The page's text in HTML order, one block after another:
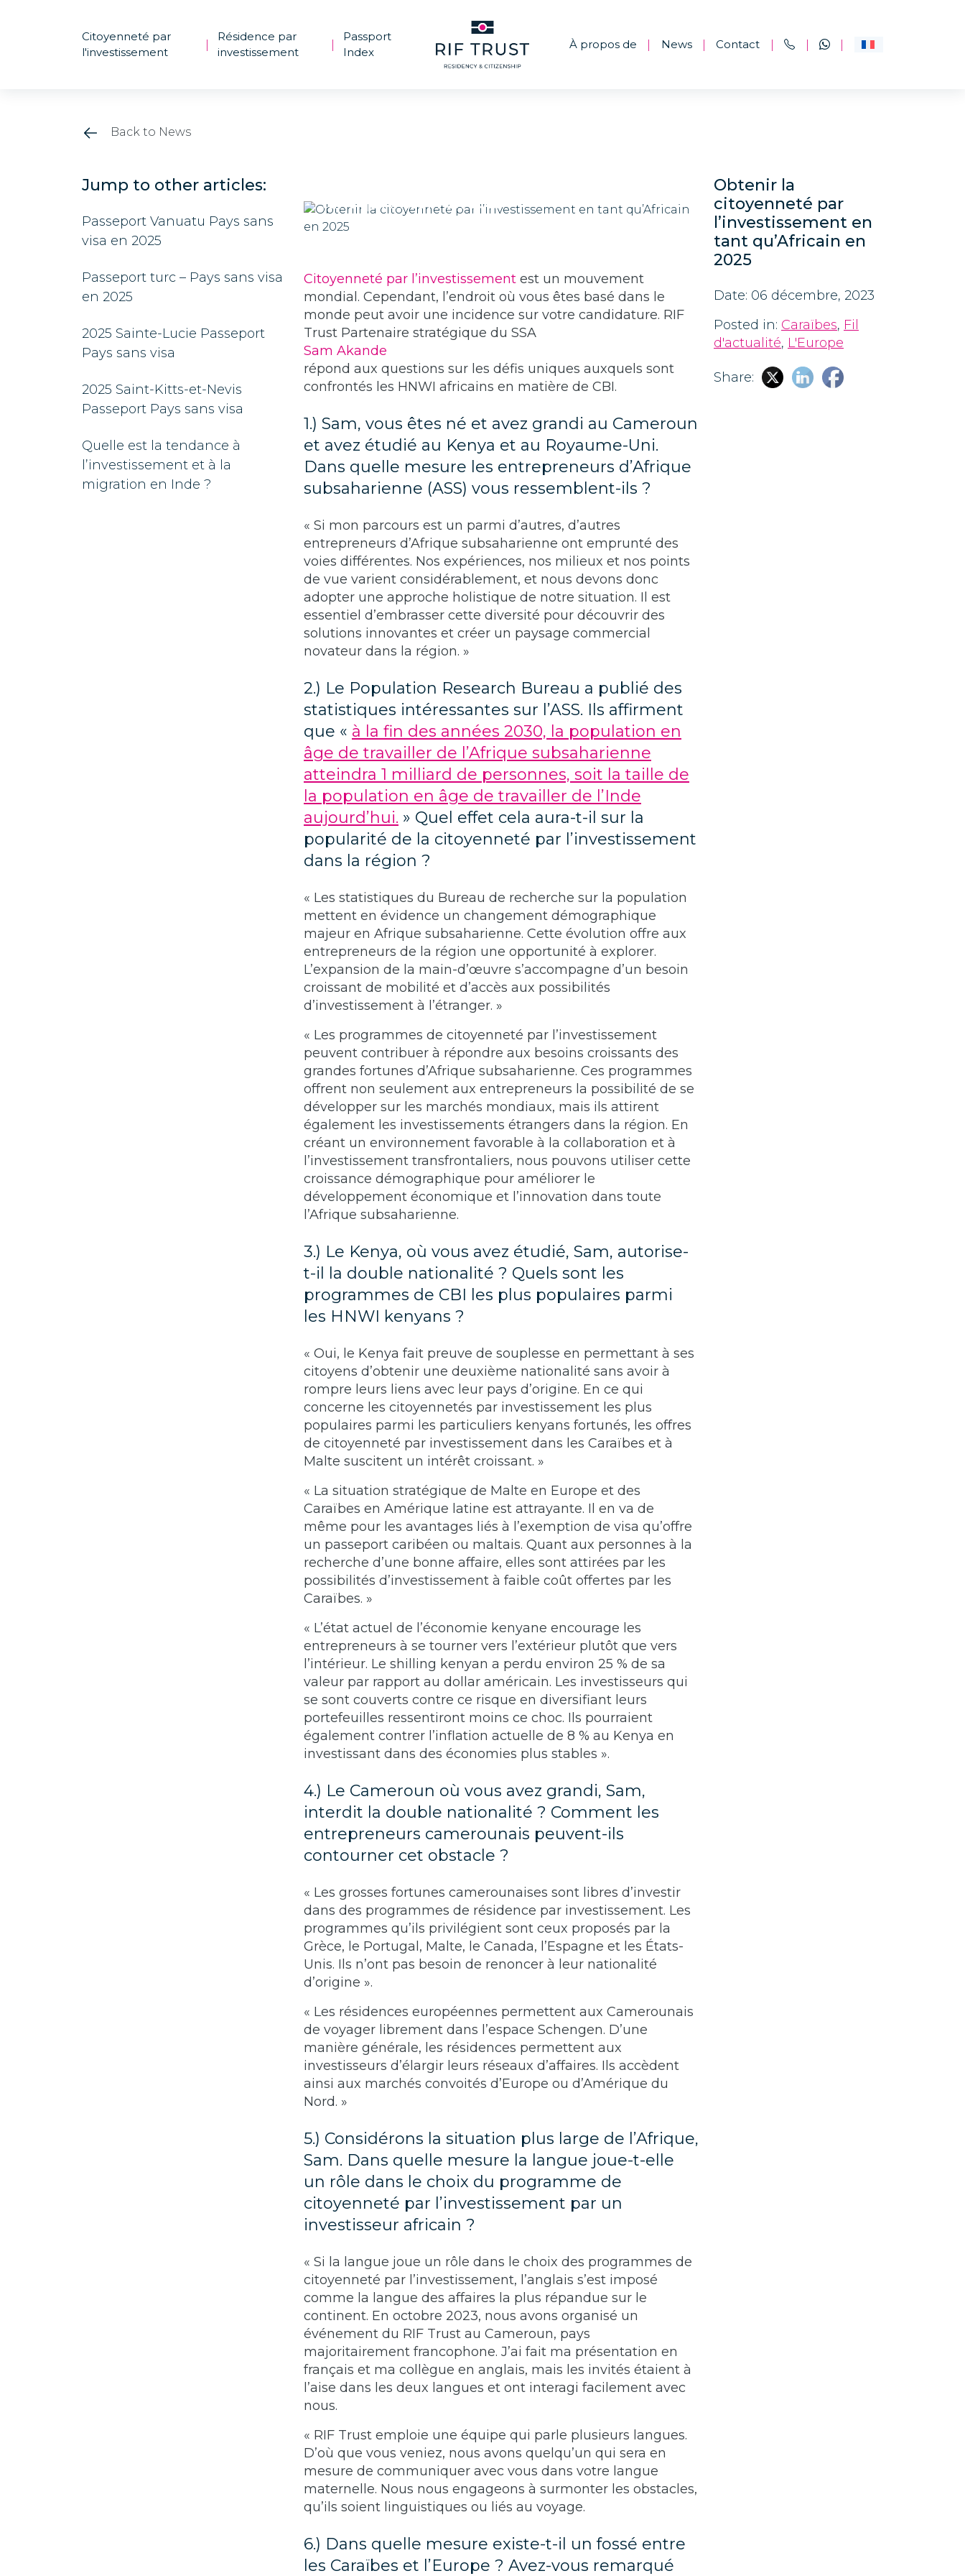
Citoyenneté par
l'investissement
Résidence par
investissement
Passport
Index
À propos de News Contact
Back to News
Jump to other articles:
Passeport Vanuatu Pays sans
visa en 2025
Passeport turc – Pays sans visa
en 2025
2025 Sainte-Lucie Passeport
Pays sans visa
2025 Saint-Kitts-et-Nevis
Passeport Pays sans visa
Quelle est la tendance à
l’investissement et à la
migration en Inde ?
tant qu’Africain en 2025
Citoyenneté par l’investissement est un mouvement
mondial. Cependant, l’endroit où vous êtes basé dans le
monde peut avoir une incidence sur votre candidature. RIF
Trust Partenaire stratégique du SSA
Sam Akande
répond aux questions sur les défis uniques auxquels sont
confrontés les HNWI africains en matière de CBI.
1.) Sam, vous êtes né et avez grandi au Cameroun
et avez étudié au Kenya et au Royaume-Uni.
Dans quelle mesure les entrepreneurs d’Afrique
subsaharienne (ASS) vous ressemblent-ils ?
« Si mon parcours est un parmi d’autres, d’autres
entrepreneurs d’Afrique subsaharienne ont emprunté des
voies différentes. Nos expériences, nos milieux et nos points
de vue varient considérablement, et nous devons donc
adopter une approche holistique de notre situation. Il est
essentiel d’embrasser cette diversité pour découvrir des
solutions innovantes et créer un paysage commercial
novateur dans la région. »
2.) Le Population Research Bureau a publié des
statistiques intéressantes sur l’ASS. Ils affirment
que « à la fin des années 2030, la population en
âge de travailler de l’Afrique subsaharienne
atteindra 1 milliard de personnes, soit la taille de
la population en âge de travailler de l’Inde
aujourd’hui. » Quel effet cela aura-t-il sur la
popularité de la citoyenneté par l’investissement
dans la région ?
« Les statistiques du Bureau de recherche sur la population
mettent en évidence un changement démographique
majeur en Afrique subsaharienne. Cette évolution offre aux
entrepreneurs de la région une opportunité à explorer.
L’expansion de la main-d’œuvre s’accompagne d’un besoin
croissant de mobilité et d’accès aux possibilités
d’investissement à l’étranger. »
« Les programmes de citoyenneté par l’investissement
peuvent contribuer à répondre aux besoins croissants des
grandes fortunes d’Afrique subsaharienne. Ces programmes
offrent non seulement aux entrepreneurs la possibilité de se
développer sur les marchés mondiaux, mais ils attirent
également les investissements étrangers dans la région. En
créant un environnement favorable à la collaboration et à
l’investissement transfrontaliers, nous pouvons utiliser cette
croissance démographique pour améliorer le
développement économique et l’innovation dans toute
l’Afrique subsaharienne.
3.) Le Kenya, où vous avez étudié, Sam, autorise-
t-il la double nationalité ? Quels sont les
programmes de CBI les plus populaires parmi
les HNWI kenyans ?
« Oui, le Kenya fait preuve de souplesse en permettant à ses
citoyens d’obtenir une deuxième nationalité sans avoir à
rompre leurs liens avec leur pays d’origine. En ce qui
concerne les citoyennetés par investissement les plus
populaires parmi les particuliers kenyans fortunés, les offres
de citoyenneté par investissement dans les Caraïbes et à
Malte suscitent un intérêt croissant. »
« La situation stratégique de Malte en Europe et des
Caraïbes en Amérique latine est attrayante. Il en va de
même pour les avantages liés à l’exemption de visa qu’offre
un passeport caribéen ou maltais. Quant aux personnes à la
recherche d’une bonne affaire, elles sont attirées par les
possibilités d’investissement à faible coût offertes par les
Caraïbes. »
« L’état actuel de l’économie kenyane encourage les
entrepreneurs à se tourner vers l’extérieur plutôt que vers
l’intérieur. Le shilling kenyan a perdu environ 25 % de sa
valeur par rapport au dollar américain. Les investisseurs qui
se sont couverts contre ce risque en diversifiant leurs
portefeuilles ressentiront moins ce choc. Ils pourraient
également contrer l’inflation actuelle de 8 % au Kenya en
investissant dans des économies plus stables ».
4.) Le Cameroun où vous avez grandi, Sam,
interdit la double nationalité ? Comment les
entrepreneurs camerounais peuvent-ils
contourner cet obstacle ?
« Les grosses fortunes camerounaises sont libres d’investir
dans des programmes de résidence par investissement. Les
programmes qu’ils privilégient sont ceux proposés par la
Grèce, le Portugal, Malte, le Canada, l’Espagne et les États-
Unis. Ils n’ont pas besoin de renoncer à leur nationalité
d’origine ».
« Les résidences européennes permettent aux Camerounais
de voyager librement dans l’espace Schengen. D’une
manière générale, les résidences permettent aux
investisseurs d’élargir leurs réseaux d’affaires. Ils accèdent
ainsi aux marchés convoités d’Europe ou d’Amérique du
Nord. »
5.) Considérons la situation plus large de l’Afrique,
Sam. Dans quelle mesure la langue joue-t-elle
un rôle dans le choix du programme de
citoyenneté par l’investissement par un
investisseur africain ?
« Si la langue joue un rôle dans le choix des programmes de
citoyenneté par l’investissement, l’anglais s’est imposé
comme la langue des affaires la plus répandue sur le
continent. En octobre 2023, nous avons organisé un
événement du RIF Trust au Cameroun, pays
majoritairement francophone. J’ai fait ma présentation en
français et ma collègue en anglais, mais les invités étaient à
l’aise dans les deux langues et ont interagi facilement avec
nous.
« RIF Trust emploie une équipe qui parle plusieurs langues.
D’où que vous veniez, nous avons quelqu’un qui sera en
mesure de communiquer avec vous dans votre langue
maternelle. Nous nous engageons à surmonter les obstacles,
qu’ils soient linguistiques ou liés au voyage.
6.) Dans quelle mesure existe-t-il un fossé entre
les Caraïbes et l’Europe ? Avez-vous remarqué
Obtenir la
citoyenneté par
l’investissement en
tant qu’Africain en
2025
Date: 06 décembre, 2023
Posted in: Caraïbes, Fil
d'actualité, L'Europe
Share: